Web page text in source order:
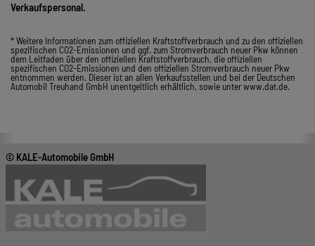
Verkaufspersonal.
* Weitere Informationen zum offiziellen Kraftstoffverbrauch und zu den offiziellen
spezifischen CO2-Emissionen und ggf. zum Stromverbrauch neuer Pkw können
dem Leitfaden über den offiziellen Kraftstoffverbrauch, die offiziellen
spezifischen CO2-Emissionen und den offiziellen Stromverbrauch neuer Pkw
entnommen werden. Dieser ist an allen Verkaufsstellen und bei der Deutschen
Automobil Treuhand GmbH unentgeltlich erhältlich, sowie unter www.dat.de.
© KALE-Automobile GmbH